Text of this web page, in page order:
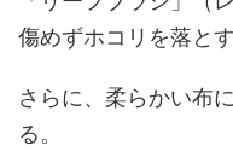
傷めずホコリを落と
さらに、柔らかい布
る。